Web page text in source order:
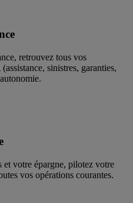
retrouvez tous vos
sinistres, garanties,
et votre épargne, pilotez votre
vos opérations courantes.